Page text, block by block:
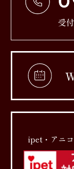
ipet・アニ